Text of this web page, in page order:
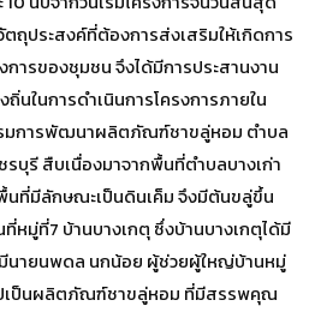
ถุประสงค์ที่ต้องการส่งเสริมให้เกิดการ
รของชุมชน จึงได้มีการประสานงาน
นในการดำเนินการโครงการภายใน
รมการพัฒนาผลิตภัณฑ์ชาขลู่หอม ตำบล
รบุรี สืบเนื่องมาจากพื้นที่ตำบลบางเก่า
นที่มีลักษณะเป็นดินเค็ม จึงมีต้นขลู่ขึ้น
ที่หมู่ที่7 บ้านบางเกตุ ซึ่งบ้านบางเกตุได้มี
นายนพดล นกน้อย ผู้ช่วยผู้ใหญ่บ้านหมู่
เป็นผลิตภัณฑ์ชาขลู่หอม ที่มีสรรพคุณ